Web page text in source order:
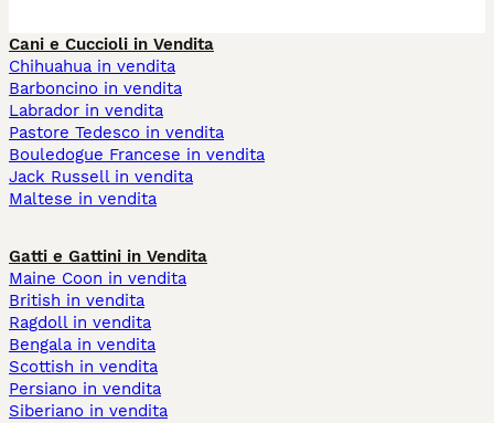
Cani e Cuccioli in Vendita
Chihuahua in vendita
Barboncino in vendita
Labrador in vendita
Pastore Tedesco in vendita
Bouledogue Francese in vendita
Jack Russell in vendita
Maltese in vendita
Gatti e Gattini in Vendita
Maine Coon in vendita
British in vendita
Ragdoll in vendita
Bengala in vendita
Scottish in vendita
Persiano in vendita
Siberiano in vendita